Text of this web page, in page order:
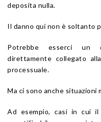
deposita nulla.
Il danno qui non è soltanto
Potrebbe esserci un
direttamente collegato
processuale.
Ma ci sono anche situazioni
Ad esempio, casi in cui il